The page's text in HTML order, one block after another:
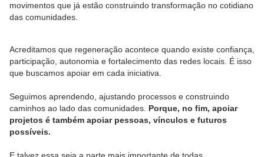
movimentos que já estão construindo transformação no cotidiano
das comunidades.
Acreditamos que regeneração acontece quando existe confiança,
participação, autonomia e fortalecimento das redes locais. É isso
que buscamos apoiar em cada iniciativa.
Seguimos aprendendo, ajustando processos e construindo
caminhos ao lado das comunidades. Porque, no fim, apoiar
projetos é também apoiar pessoas, vínculos e futuros
possíveis.